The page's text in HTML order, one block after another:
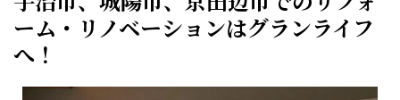
ーム・リノベーションはグランライフ
へ！